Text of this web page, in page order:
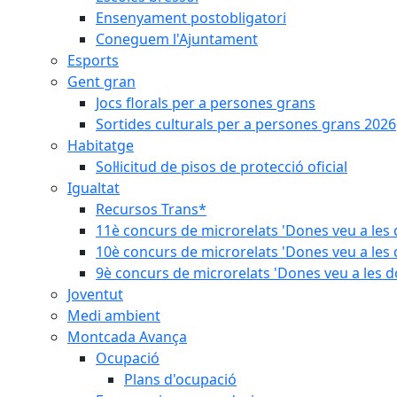
Ensenyament postobligatori
Coneguem l'Ajuntament
Esports
Gent gran
Jocs florals per a persones grans
Sortides culturals per a persones grans 2026
Habitatge
Sol·licitud de pisos de protecció oficial
Igualtat
Recursos Trans*
11è concurs de microrelats 'Dones veu a les
10è concurs de microrelats 'Dones veu a les
9è concurs de microrelats 'Dones veu a les
Joventut
Medi ambient
Montcada Avança
Ocupació
Plans d'ocupació